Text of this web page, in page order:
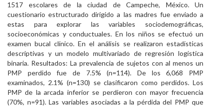
1517 escolares de la ciudad de Campeche, México. Un
cuestionario estructurado dirigido a las madres fue enviado a
estas para explorar las variables sociodemográficas,
socioeconómicas y conductuales. En los niños se efectuó un
examen bucal clínico. En el análisis se realizaron estadísticas
descriptivas y un modelo multivariado de regresión logística
binaria. Resultados: La prevalencia de sujetos con al menos un
PMP perdido fue de 7.5% (n=114). De los 6,068 PMP
examinados, 2.1% (n=130) se clasificaron como perdidos. Los
PMP de la arcada inferior se perdieron con mayor frecuencia
(70%, n=91). Las variables asociadas a la pérdida del PMP que